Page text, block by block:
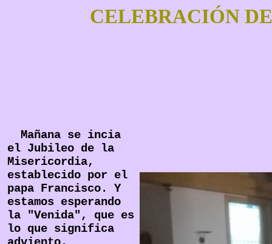
CELEBRACIÓN
Mañana se incia
el Jubileo de la
Misericordia,
establecido por el
papa Francisco. Y
estamos esperando
la "Venida", que es
lo que significa